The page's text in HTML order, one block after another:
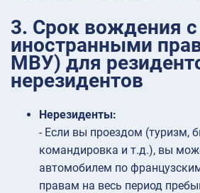
3. Срок вождения с
иностранными
МВУ) для
нерезидентов
Нерезиденты:
- Если вы проездом (туризм,
командировка и т.д.), вы
автомобилем по
правам на весь период